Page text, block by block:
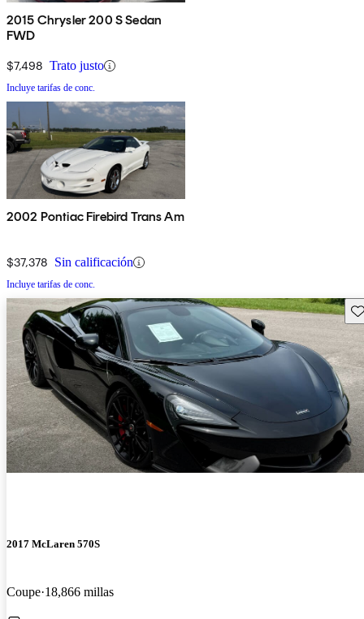
2015 Chrysler 200 S Sedan
FWD
$7,498 Trato justo
Incluye tarifas de conc.
2002 Pontiac Firebird Trans Am
$37,378 Sin calificación
Incluye tarifas de conc.
2017 McLaren 570S
Coupe 18,866 millas